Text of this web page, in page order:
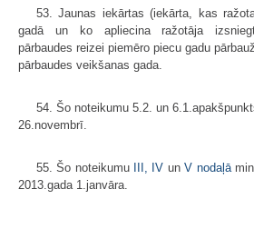
53. Jaunas iekārtas (iekārta, kas
gadā un ko apliecina ražotāja
pārbaudes reizei piemēro piecu gadu
pārbaudes veikšanas gada.
54. Šo noteikumu 5.2. un
26.novembrī.
55. Šo noteikumuIII, IV unV nodaļā
2013.gada 1.janvāra.